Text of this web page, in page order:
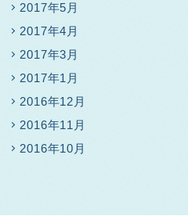
2017年5月
2017年4月
2017年3月
2017年1月
2016年12月
2016年11月
2016年10月